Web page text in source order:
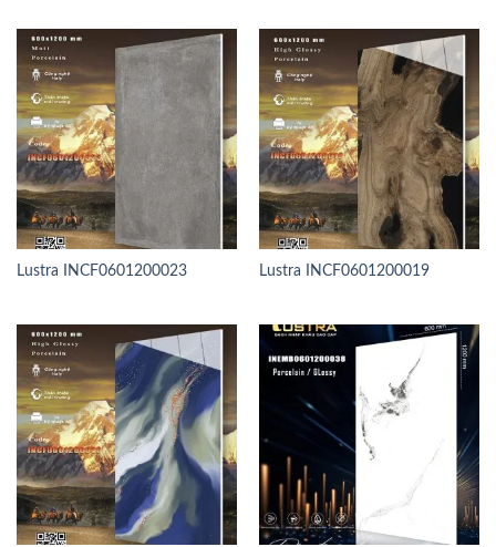
Lustra INCF0601200023 Lustra INCF0601200019